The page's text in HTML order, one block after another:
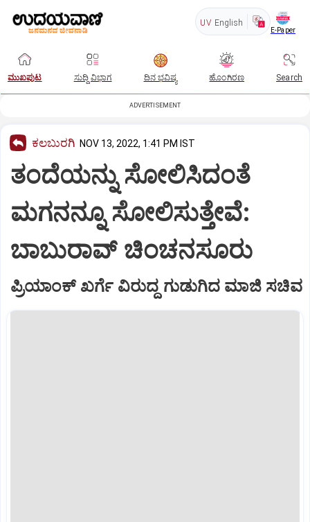
UV English
E-Paper
ಮುಖಪುಟ ಸುದ್ದಿ ವಿಭಾಗ ದಿನ ಭವಿಷ್ಯ ಹೊಂಗಿರಣ Search
ADVERTISEMENT
ಕಲಬುರಗಿ NOV 13, 2022, 1:41 PM IST
ತಂದೆಯನ್ನು ಸೋಲಿಸಿದಂತೆ
ಮಗನನ್ನೂ ಸೋಲಿಸುತ್ತೇವೆ:
ಬಾಬುರಾವ್ ಚಿಂಚನಸೂರು
ಪ್ರಿಯಾಂಕ್ ಖರ್ಗೆ ವಿರುದ್ದ ಗುಡುಗಿದ ಮಾಜಿ ಸಚಿವ